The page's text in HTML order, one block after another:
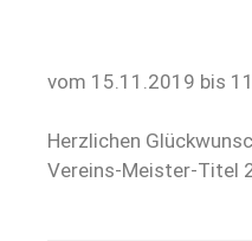
vom 15.11.2019 bis
Herzlichen
Vereins-Meister-Titel